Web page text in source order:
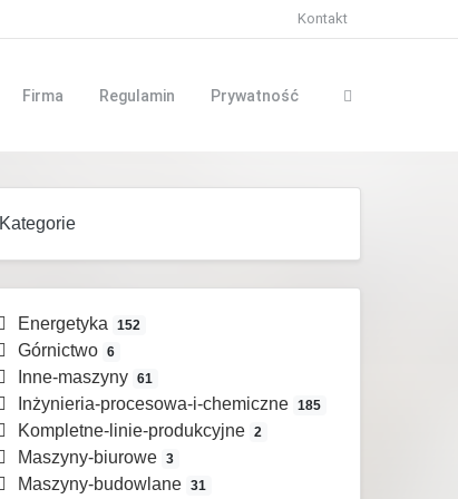
Kontakt
Firma Regulamin Prywatność
Kategorie
Energetyka 152
Górnictwo 6
Inne-maszyny 61
Inżynieria-procesowa-i-chemiczne 185
Kompletne-linie-produkcyjne 2
Maszyny-biurowe 3
Maszyny-budowlane 31